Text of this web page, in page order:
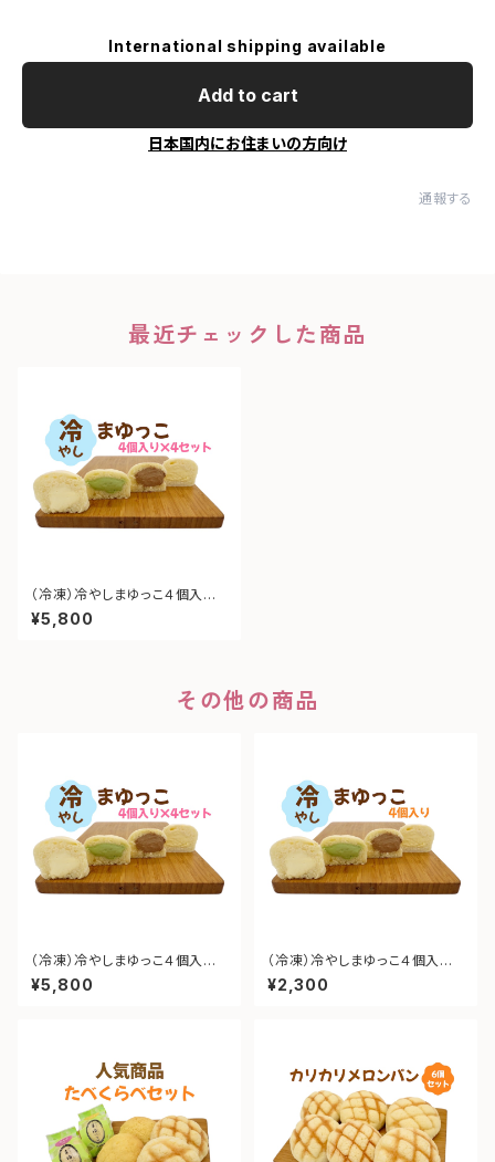
International shipping available
Add to cart
日本国内にお住まいの方向け
通報する
最近チェックした商品
（冷凍）冷やしまゆっこ４個入
り × 4セット【計16個】 ＊送
料込み
¥5,800
その他の商品
（冷凍）冷やしまゆっこ４個入
り × 4セット【計16個】 ＊送
料込み
¥5,800
（冷凍）冷やしまゆっこ４個入
り ＊送料込み
¥2,300